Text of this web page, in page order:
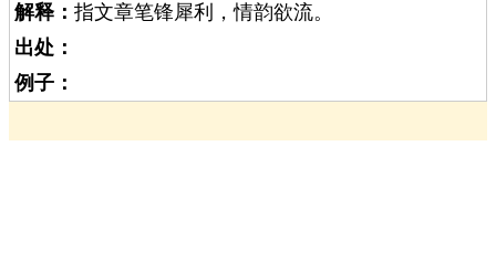
解释： 指文章笔锋犀利，情韵欲流。
出处：
例子：